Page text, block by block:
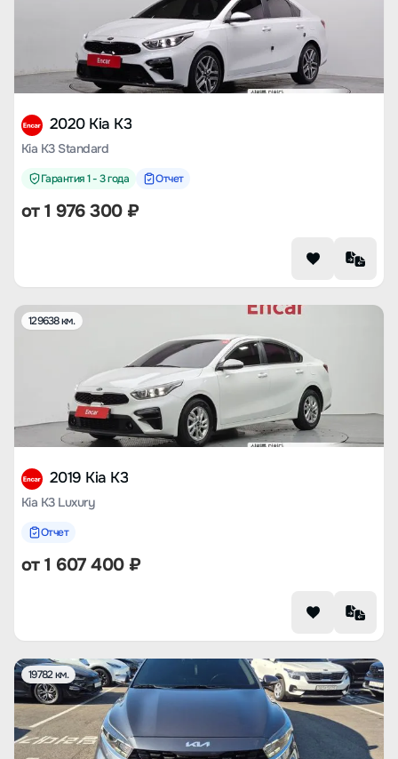
2020 Kia K3
Kia K3 Standard
Гарантия 1 - 3 года Отчет
от1 976 300₽
129638 км.
2019 Kia K3
Kia K3 Luxury
Отчет
от1 607 400₽
19782 км.